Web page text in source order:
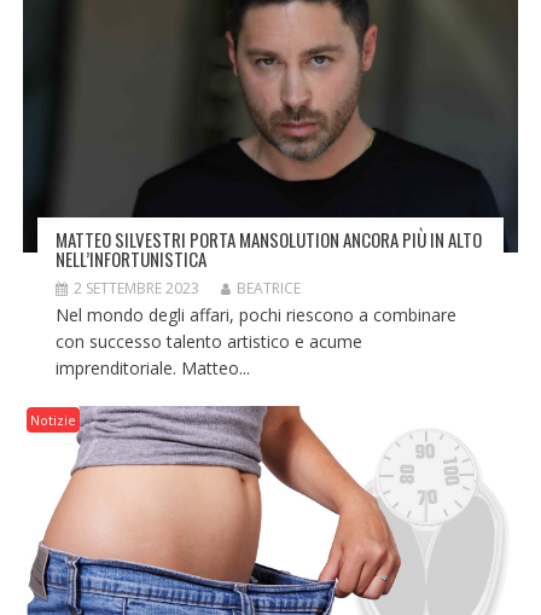
MATTEO SILVESTRI PORTA MANSOLUTION ANCORA PIÙ IN ALTO
NELL’INFORTUNISTICA
2 SETTEMBRE 2023 BEATRICE
Nel mondo degli affari, pochi riescono a combinare
con successo talento artistico e acume
imprenditoriale. Matteo...
Notizie